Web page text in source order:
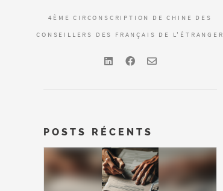
4ÈME CIRCONSCRIPTION DE CHINE DES
CONSEILLERS DES FRANÇAIS DE L'ÉTRANGER
POSTS RÉCENTS